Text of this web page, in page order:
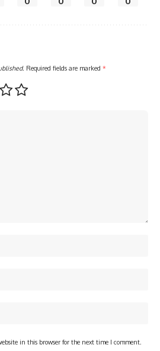
Required fields are marked *
in this browser for the next time I comment.